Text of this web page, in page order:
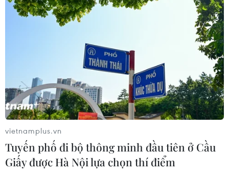
vietnamplus.vn
Tuyến phố đi bộ thông minh đầu tiên ở Cầu
Giấy được Hà Nội lựa chọn thí điểm